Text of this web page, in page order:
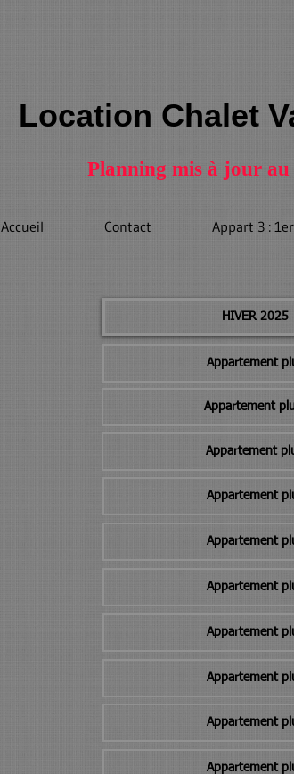
Location Chalet
Planning mis à jour au
Accueil Contact Appart 3 :